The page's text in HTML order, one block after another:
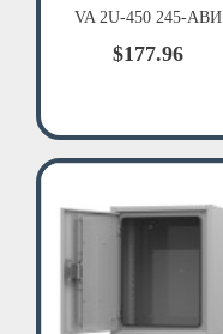
VA 2U-450 245-АВИ
$177.96